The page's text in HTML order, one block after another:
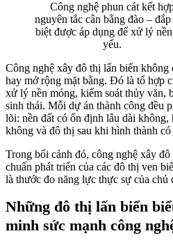
Công nghệ phun cát kết
nguyên tắc cân bằng đào – đắp
biệt được áp dụng để xử lý
yếu.
Công nghệ xây đô thị lấn biển không
hay mở rộng mặt bằng. Đó là tổ hợp
xử lý nền móng, kiểm soát thủy văn,
sinh thái. Mỗi dự án thành công đều
lõi: nền đất có ổn định lâu dài không,
không và đô thị sau khi hình thành
Trong bối cảnh đó, công nghệ xây
chuẩn phát triển của các đô thị ven
là thước đo năng lực thực sự của chủ
Những đô thị lấn biển
minh sức mạnh công